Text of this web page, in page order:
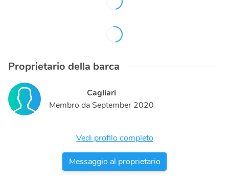
Proprietario della barca
Cagliari
Membro daSeptember 2020
Vedi profilo completo
Messaggio al proprietario